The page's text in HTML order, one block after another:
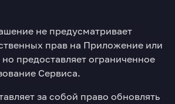
не предусматривает
прав на Приложение или
предоставляет ограниченное
Сервиса.
за собой право обновлять